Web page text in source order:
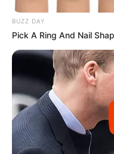
BUZZ DAY
Pick A Ring And Nail